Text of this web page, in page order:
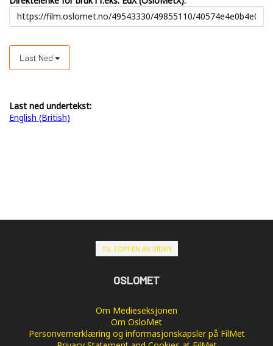
Last Ned
Last ned undertekst:
English (British)
TIL TOPPEN AV SIDEN
OSLOMET
Om Medieseksjonen
Om OsloMet
Personvernerklæring og informasjonskapsler på FilMet